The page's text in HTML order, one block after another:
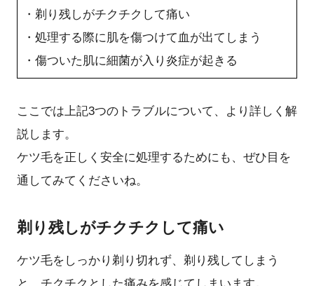
・剃り残しがチクチクして痛い
・処理する際に肌を傷つけて血が出てしまう
・傷ついた肌に細菌が入り炎症が起きる
ここでは上記3つのトラブルについて、より詳しく解
説します。
ケツ毛を正しく安全に処理するためにも、ぜひ目を
通してみてくださいね。
剃り残しがチクチクして痛い
ケツ毛をしっかり剃り切れず、剃り残してしまう
と、チクチクとした痛みを感じてしまいます。